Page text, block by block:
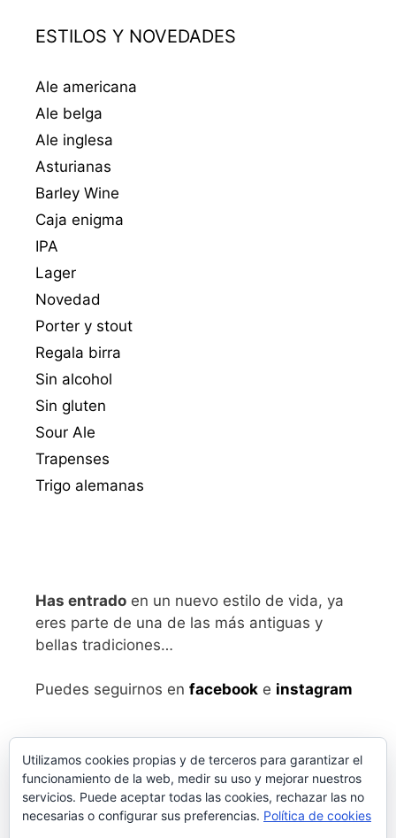
ESTILOS Y NOVEDADES
Ale americana
Ale belga
Ale inglesa
Asturianas
Barley Wine
Caja enigma
IPA
Lager
Novedad
Porter y stout
Regala birra
Sin alcohol
Sin gluten
Sour Ale
Trapenses
Trigo alemanas
Has entrado en un nuevo estilo de vida, ya
eres parte de una de las más antiguas y
bellas tradiciones…
Puedes seguirnos en facebook e instagram
Utilizamos cookies propias y de terceros para garantizar el
funcionamiento de la web, medir su uso y mejorar nuestros
servicios. Puede aceptar todas las cookies, rechazar las no
necesarias o configurar sus preferencias. Política de cookies